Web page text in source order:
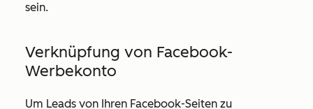
sein.
Verknüpfung von Facebook-
Werbekonto
Um Leads von Ihren Facebook-Seiten zu